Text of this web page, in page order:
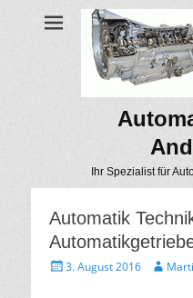
Ihr Spezialist für
Automatik
Geposted
3. August 2016 Autor